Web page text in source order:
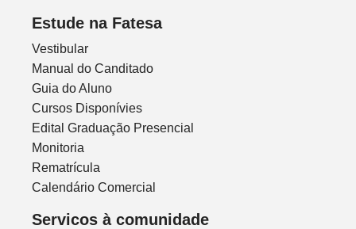
Estude na Fatesa
Vestibular
Manual do Canditado
Guia do Aluno
Cursos Disponívies
Edital Graduação Presencial
Monitoria
Rematrícula
Calendário Comercial
Servicos à comunidade